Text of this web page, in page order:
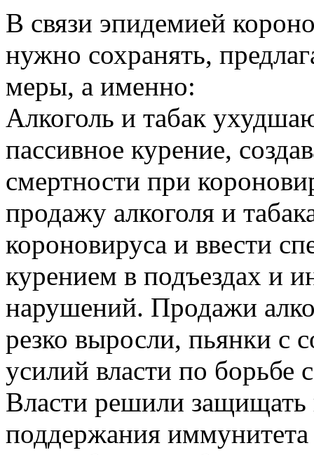
В связи эпидемией
нужно сохранять,
меры, а именно:
Алкоголь и табак
пассивное курение,
смертности при
продажу алкоголя и
короновируса и ввести
курением в подъездах и
нарушений. Продажи
резко выросли, пьянки с
усилий власти по борьбе
Власти решили
поддержания